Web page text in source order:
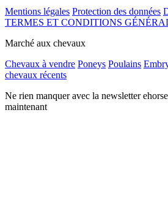
Mentions légales Protection des données
TERMES ET CONDITIONS
Marché aux chevaux
Chevaux à vendre Poneys Poulains
chevaux récents
Ne rien manquer avec la newsletter
maintenant